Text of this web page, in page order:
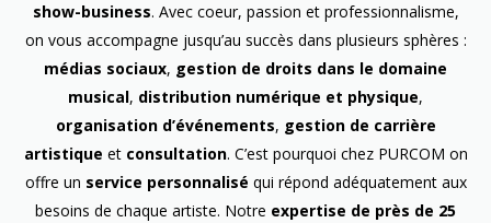
show-business. Avec coeur, passion et professionnalisme,
on vous accompagne jusqu’au succès dans plusieurs sphères :
médias sociaux, gestion de droits dans le domaine
musical, distribution numérique et physique,
organisation d’événements, gestion de carrière
artistique etconsultation. C’est pourquoi chez PURCOM on
offre un service personnalisé qui répond adéquatement aux
besoins de chaque artiste. Notre expertise de près de 25